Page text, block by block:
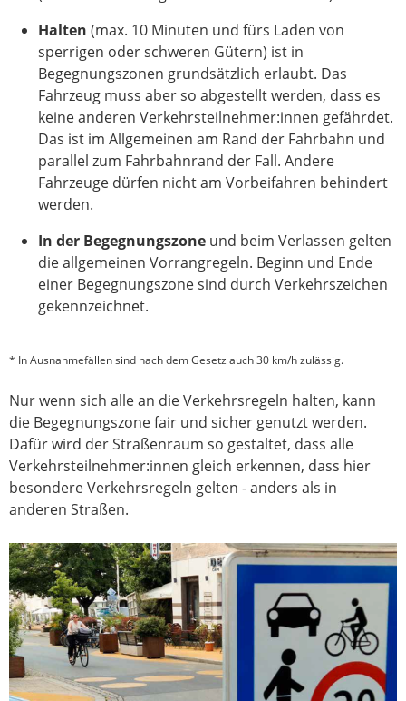
Halten (max. 10 Minuten und fürs Laden von
sperrigen oder schweren Gütern) ist in
Begegnungszonen grundsätzlich erlaubt. Das
Fahrzeug muss aber so abgestellt werden, dass es
keine anderen Verkehrsteilnehmer:innen gefährdet.
Das ist im Allgemeinen am Rand der Fahrbahn und
parallel zum Fahrbahnrand der Fall. Andere
Fahrzeuge dürfen nicht am Vorbeifahren behindert
werden.
In der Begegnungszone und beim Verlassen gelten
die allgemeinen Vorrangregeln. Beginn und Ende
einer Begegnungszone sind durch Verkehrszeichen
gekennzeichnet.
* In Ausnahmefällen sind nach dem Gesetz auch 30 km/h zulässig.
Nur wenn sich alle an die Verkehrsregeln halten, kann
die Begegnungszone fair und sicher genutzt werden.
Dafür wird der Straßenraum so gestaltet, dass alle
Verkehrsteilnehmer:innen gleich erkennen, dass hier
besondere Verkehrsregeln gelten - anders als in
anderen Straßen.